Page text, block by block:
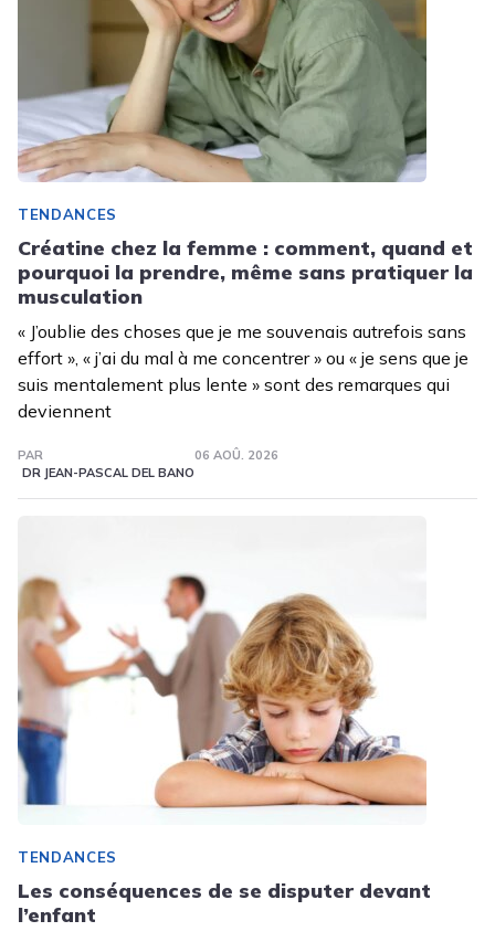
TENDANCES
Créatine chez la femme : comment, quand et
pourquoi la prendre, même sans pratiquer la
musculation
« J’oublie des choses que je me souvenais autrefois sans
effort », « j’ai du mal à me concentrer » ou « je sens que je
suis mentalement plus lente » sont des remarques qui
deviennent
PAR
DR JEAN-PASCAL DEL BANO
06 AOÛ. 2026
TENDANCES
Les conséquences de se disputer devant
l’enfant